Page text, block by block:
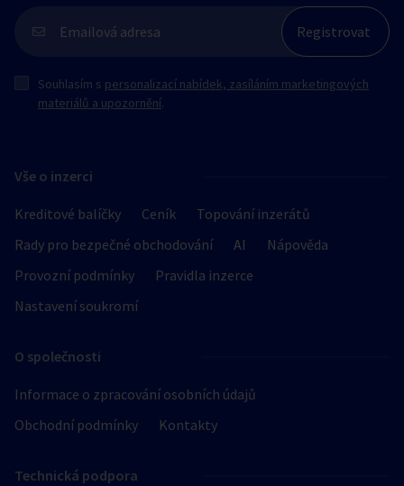
Vše o inzerci
Kreditové balíčky Ceník
Topování inzerátů
Rady pro bezpečné obchodování
AI
Nápověda
Provozní podmínky
Pravidla inzerce
Nastavení soukromí
O společnosti
Informace o zpracování osobních údajů
Obchodní podmínky
Kontakty
Technická podpora
Souhlasím s personalizací nabídek, zasíláním marketingových
materiálů a upozornění.